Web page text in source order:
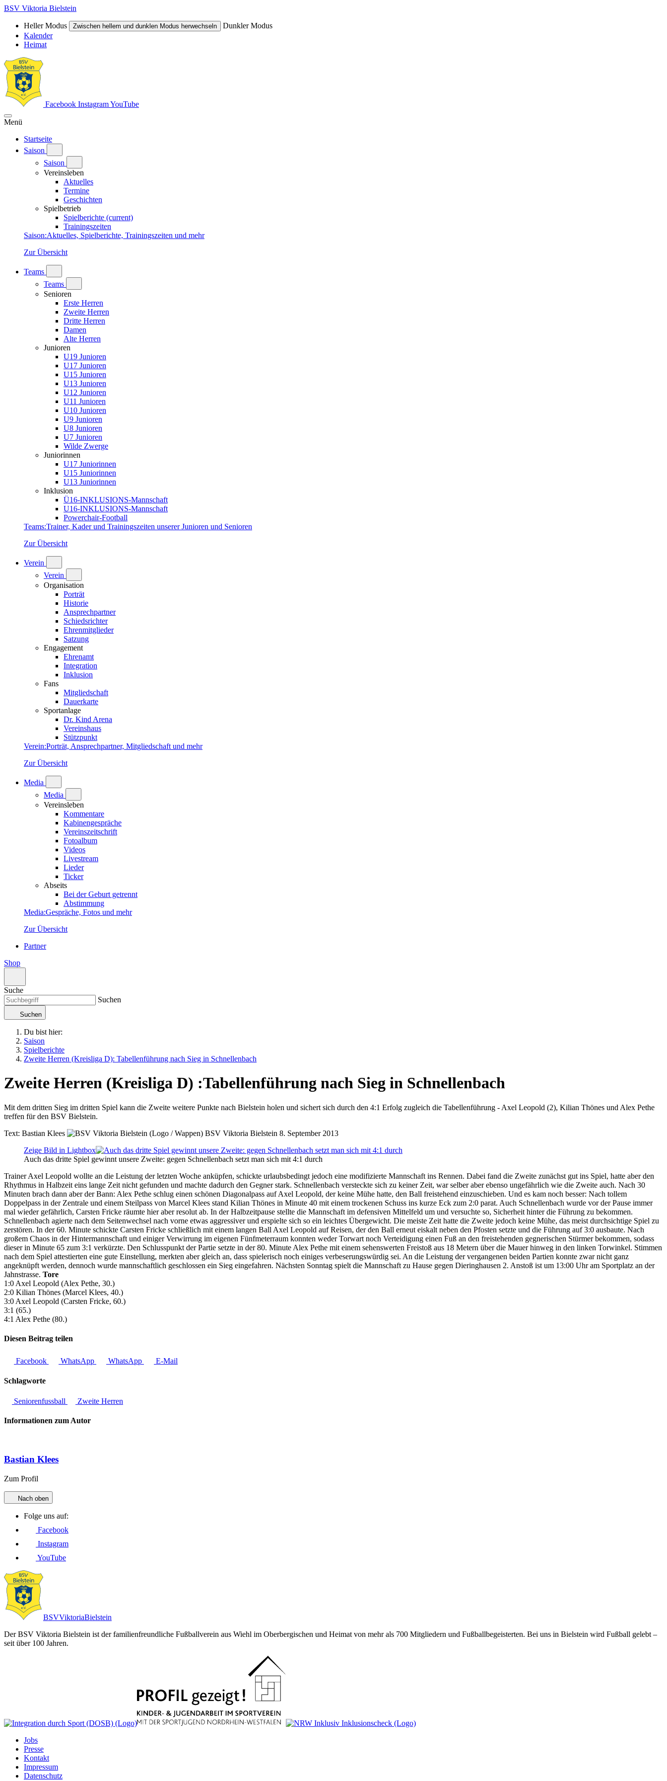
BSV Viktoria Bielstein
Heller Modus Zwischen hellem und dunklen Modus herwechseln
Dunkler Modus
Kalender
Heimat
Facebook InstagramYouTube
Menü
Startseite
Saison
Saison
Vereinsleben
Aktuelles
Termine
Geschichten
Spielbetrieb
Spielberichte (current)
Trainingszeiten
Saison:Aktuelles, Spielberichte, Trainingszeiten und mehr
Zur Übersicht
Teams
Teams
Senioren
Erste Herren
Zweite Herren
Dritte Herren
Damen
Alte Herren
Junioren
U19 Junioren
U17 Junioren
U15 Junioren
U13 Junioren
U12 Junioren
U11 Junioren
U10 Junioren
U9 Junioren
U8 Junioren
U7 Junioren
Wilde Zwerge
Juniorinnen
U17 Juniorinnen
U15 Juniorinnen
U13 Juniorinnen
Inklusion
Ü16-INKLUSIONS-Mannschaft
U16-INKLUSIONS-Mannschaft
Powerchair-Football
Teams:Trainer, Kader und Trainingszeiten unserer Junioren und Senioren
Zur Übersicht
Verein
Verein
Organisation
Porträt
Historie
Ansprechpartner
Schiedsrichter
Ehrenmitglieder
Satzung
Engagement
Ehrenamt
Integration
Inklusion
Fans
Mitgliedschaft
Dauerkarte
Sportanlage
Dr. Kind Arena
Vereinshaus
Stützpunkt
Verein:Porträt, Ansprechpartner, Mitgliedschaft und mehr
Zur Übersicht
Media
Media
Vereinsleben
Kommentare
Kabinengespräche
Vereinszeitschrift
Fotoalbum
Videos
Livestream
Lieder
Ticker
Abseits
Bei der Geburt getrennt
Abstimmung
Media:Gespräche, Fotos und mehr
Zur Übersicht
Partner
Shop
Suche
Suchen
Suchen
Du bist hier:
Saison
Spielberichte
Zweite Herren (Kreisliga D): Tabellenführung nach Sieg in Schnellenbach
Zweite Herren (Kreisliga D) :Tabellenführung nach Sieg in Schnellenbach
Mit dem dritten Sieg im dritten Spiel kann die Zweite weitere Punkte nach Bielstein holen und sichert sich durch den 4:1 Erfolg zugleich die Tabellenführung - Axel Leopold (2), Kilian Thönes und Alex Pethe
treffen für den BSV Bielstein.
Text: Bastian Klees BSV Viktoria Bielstein 8. September 2013
Zeige Bild in Lightbox
Auch das dritte Spiel gewinnt unsere Zweite: gegen Schnellenbach setzt man sich mit 4:1 durch
Trainer Axel Leopold wollte an die Leistung der letzten Woche anküpfen, schickte urlaubsbedingt jedoch eine modifizierte Mannschaft ins Rennen. Dabei fand die Zweite zunächst gut ins Spiel, hatte aber den
Rhythmus in Halbzeit eins lange Zeit nicht gefunden und machte dadurch den Gegner stark. Schnellenbach versteckte sich zu keiner Zeit, war selber aber ebenso ungefährlich wie die Zweite auch. Nach 30
Minuten brach dann aber der Bann: Alex Pethe schlug einen schönen Diagonalpass auf Axel Leopold, der keine Mühe hatte, den Ball freistehend einzuschieben. Und es kam noch besser: Nach tollem
Doppelpass in der Zentrale und einem Steilpass von Marcel Klees stand Kilian Thönes in Minute 40 mit einem trockenen Schuss ins kurze Eck zum 2:0 parat. Auch Schnellenbach wurde vor der Pause immer
mal wieder gefährlich, Carsten Fricke räumte hier aber resolut ab. In der Halbzeitpause stellte die Mannschaft im defensiven Mittelfeld um und versuchte so, Sicherheit hinter die Führung zu bekommen.
Schnellenbach agierte nach dem Seitenwechsel nach vorne etwas aggressiver und erspielte sich so ein leichtes Übergewicht. Die meiste Zeit hatte die Zweite jedoch keine Mühe, das meist durchsichtige Spiel zu
zerstören. In der 60. Minute schickte Carsten Fricke schließlich mit einem langen Ball Axel Leopold auf Reisen, der den Ball erneut eiskalt neben den Pfosten setzte und die Führung auf 3:0 ausbaute. Nach
großem Chaos in der Hintermannschaft und einiger Verwirrung im eigenen Fünfmeterraum konnten weder Torwart noch Verteidigung einen Fuß an den freistehenden gegnerischen Stürmer bekommen, sodass
dieser in Minute 65 zum 3:1 verkürzte. Den Schlusspunkt der Partie setzte in der 80. Minute Alex Pethe mit einem sehenswerten Freistoß aus 18 Metern über die Mauer hinweg in den linken Torwinkel. Stimmen
nach dem Spiel attestierten eine gute Einstellung, merkten aber gleich an, dass spielerisch noch einiges verbeserungswürdig sei. An die Leistung der vergangenen beiden Partien konnte zwar nicht ganz
angeknüpft werden, dennoch wurde mannschaftlich geschlossen ein Sieg eingefahren. Nächsten Sonntag spielt die Mannschaft zu Hause gegen Dieringhausen 2. Anstoß ist um 13:00 Uhr am Sportplatz an der
Jahnstrasse. Tore
1:0 Axel Leopold (Alex Pethe, 30.)
2:0 Kilian Thönes (Marcel Klees, 40.)
3:0 Axel Leopold (Carsten Fricke, 60.)
3:1 (65.)
4:1 Alex Pethe (80.)
Diesen Beitrag teilen
Facebook WhatsApp WhatsApp E-Mail
Schlagworte
Seniorenfussball Zweite Herren
Informationen zum Autor
Bastian Klees
Zum Profil
Nach oben
Folge uns auf:
Facebook
Instagram
YouTube
BSVViktoriaBielstein
Der BSV Viktoria Bielstein ist der familienfreundliche Fußballverein aus Wiehl im Oberbergischen und Heimat von mehr als 700 Mitgliedern und Fußballbegeisterten. Bei uns in Bielstein wird Fußball gelebt –
seit über 100 Jahren.
Jobs
Presse
Kontakt
Impressum
Datenschutz